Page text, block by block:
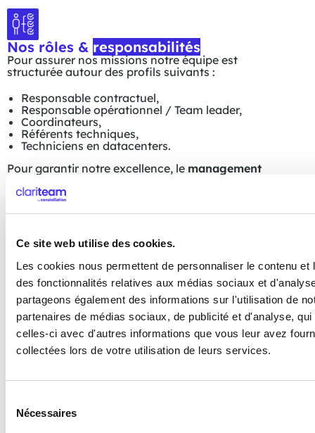
Ce site web utilise des cookies.
Les cookies nous permettent de personnaliser le contenu et
des fonctionnalités relatives aux médias sociaux et
partageons également des informations sur l'utilisation de
partenaires de médias sociaux, de publicité et d'analyse,
celles-ci avec d'autres informations que vous leur avez
collectées lors de votre utilisation de leurs services.
Nécessaires
Nos rôles & responsabilités
Pour assurer nos missions notre équipe est
structurée autour des profils suivants :
Responsable contractuel,
Responsable opérationnel / Team leader,
Coordinateurs,
Référents techniques,
Techniciens en datacenters.
Pour garantir notre excellence, le management
encadrement précis des techniciens et est en
contact permanent avec le client.
d’escalade managériale sollicité en cas de crise